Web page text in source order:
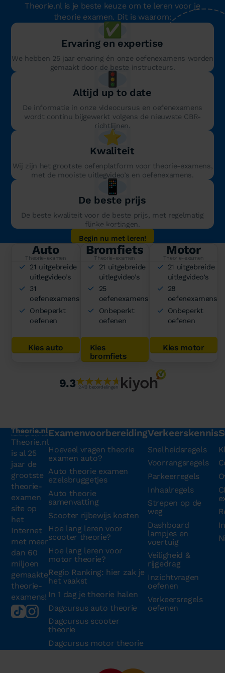
Theorie.nl is je beste keuze om te leren voor je
theorie examen. Dit is waarom:
✅
Ervaring en expertise
We hebben 25 jaar ervaring én onze oefenexamens worden
gemaakt door de beste instructeurs.
🚦
Altijd up to date
De informatie in onze videocursus en oefenexamens
wordt continu bijgewerkt volgens de nieuwste CBR-
richtlijnen.
⭐️
Kwaliteit
Wij zijn het grootste oefenplatform voor theorie-examens,
met de mooiste uitlegvideo’s en oefenexamens.
📱
De beste prijs
De beste kwaliteit voor de beste prijs, met regelmatig
flinke kortingen.
Begin nu met leren!
Auto
Theorie-examen
21 uitgebreide
uitlegvideo’s
31
oefenexamens
Onbeperkt
oefenen
Kies auto
Bromfiets
Theorie-examen
21 uitgebreide
uitlegvideo’s
25
oefenexamens
Onbeperkt
oefenen
Kies
bromfiets
Motor
Theorie-examen
21 uitgebreide
uitlegvideo’s
28
oefenexamens
Onbeperkt
oefenen
Kies motor
9.3 2.413 beoordelingen
Theorie.nl
is al 25
jaar de
grootste
theorie-
examen
site op
het
Internet
met meer
dan 60
miljoen
gemaakte
theorie-
examens!
Examenvoorbereiding
Hoeveel vragen theorie
examen auto?
Auto theorie examen
ezelsbruggetjes
Auto theorie
samenvatting
Scooter rijbewijs kosten
Hoe lang leren voor
scooter theorie?
Hoe lang leren voor
motor theorie?
Regio Ranking: hier zak je
het vaakst
In 1 dag je theorie halen
Dagcursus auto theorie
Dagcursus scooter
theorie
Dagcursus motor theorie
Verkeerskennis
Snelheidsregels
Voorrangsregels
Parkeerregels
Inhaalregels
Strepen op de
weg
Dashboard
lampjes en
voertuig
Veiligheid &
rijgedrag
Inzichtvragen
oefenen
Verkeersregels
oefenen